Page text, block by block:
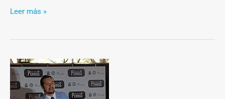
Leer más »
Un
concurso
en